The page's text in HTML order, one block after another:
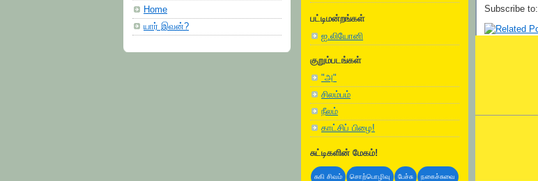
Home
யார் இவன்?
பட்டிமன்றங்கள்
ஐ.லியோனி
குறும்படங்கள்
"அ"
சிலம்பம்
நீலம்
காட்சிப் பிழை!
சுட்டிகளின் மேகம்!
சுகி சிவம் சொற்பொழிவு பேச்சு நகைச்சுவை
Subscribe to: